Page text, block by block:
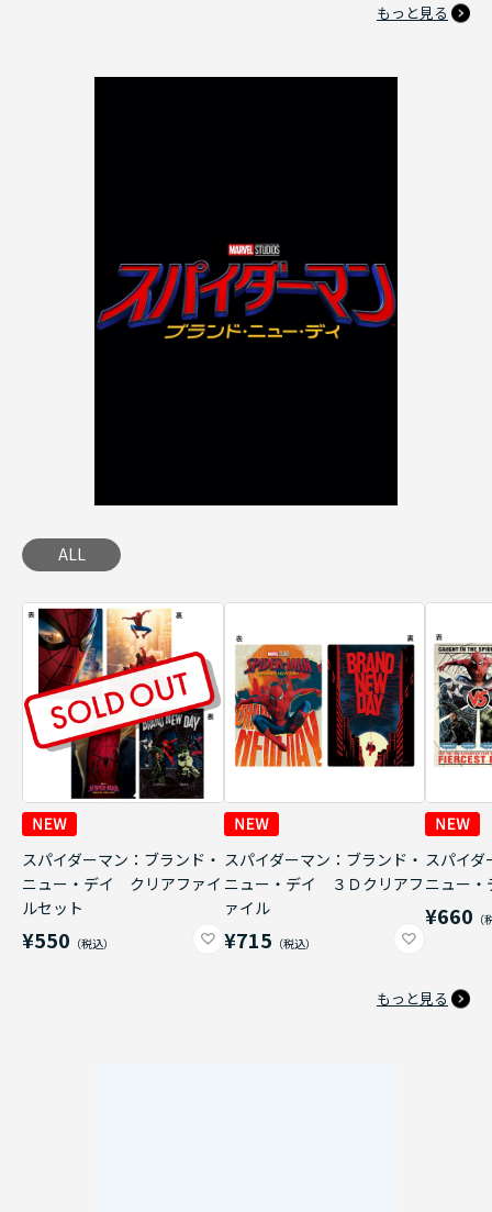
もっと見る
ALL
スパイダーマン：ブランド・
ニュー・デイ クリアファイ
ルセット
¥550
スパイダーマン：ブランド・
ニュー・デイ ３Ｄクリアフ
ァイル
¥715
スパイダ
ニュー
¥660
もっと見る